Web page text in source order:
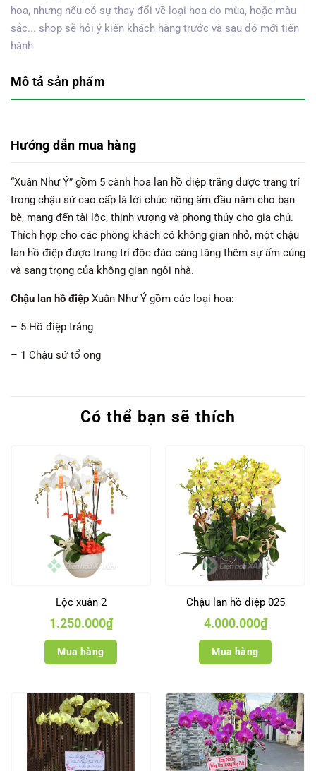
hoa, nhưng nếu có sự thay đổi về loại hoa do mùa, hoặc màu
sắc... shop sẽ hỏi ý kiến khách hàng trước và sau đó mới tiến
hành
Mô tả sản phẩm
Hướng dẫn mua hàng
“Xuân Như Ý” gồm 5 cành hoa lan hồ điệp trắng được trang trí
trong chậu sứ cao cấp là lời chúc nồng ấm đầu năm cho bạn
bè, mang đến tài lộc, thịnh vượng và phong thủy cho gia chủ.
Thích hợp cho các phòng khách có không gian nhỏ, một chậu
lan hồ điệp được trang trí độc đáo càng tăng thêm sự ấm cúng
và sang trọng của không gian ngôi nhà.
Chậu lan hồ điệp Xuân Như Ý gồm các loại hoa:
– 5 Hồ điệp trắng
– 1 Chậu sứ tổ ong
Có thể bạn sẽ thích
Lộc xuân 2
1.250.000₫
Mua hàng
Chậu lan hồ điệp 025
4.000.000₫
Mua hàng